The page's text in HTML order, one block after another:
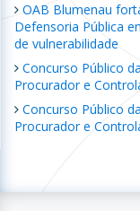
OAB Blumenau
Defensoria Pública
de vulnerabilidade
Concurso Público
Procurador e
Concurso Público
Procurador e